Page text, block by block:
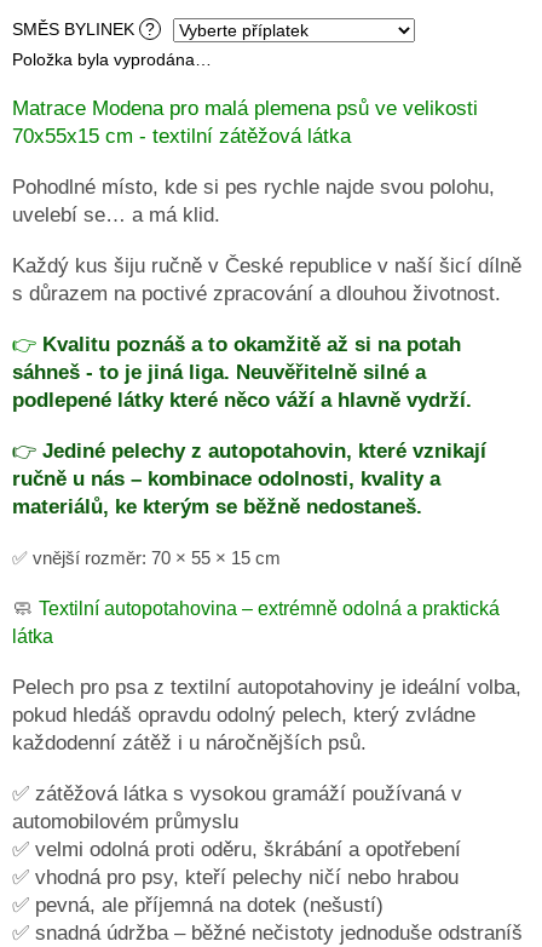
DRUHÁ
ŠANCE
-
JAKOST
CHYTRÁ
MŮJDOG
NA
PALETY
MATRACE
DO
AUT
A
PŘEPRAVNÍCH
KLECÍ
ČMUCHACÍ
DEKY
A
VODÍTKA
OBOJKY
Napište
nám
MĚ
A
ZNAČCE
CERINO
SMĚS BYLINEK ?
Položka byla vyprodána…
Matrace Modena pro malá plemena psů ve velikosti
70x55x15 cm - textilní zátěžová látka
Pohodlné místo, kde si pes rychle najde svou polohu,
uvelebí se… a má klid.
Každý kus šiju ručně v České republice v naší šicí dílně
s důrazem na poctivé zpracování a dlouhou životnost.
👉 Kvalitu poznáš a to okamžitě až si na potah
sáhneš - to je jiná liga. Neuvěřitelně silné a
podlepené látky které něco váží a hlavně vydrží.
👉 Jediné pelechy z autopotahovin, které vznikají
ručně u nás – kombinace odolnosti, kvality a
materiálů, ke kterým se běžně nedostaneš.
✅ vnější rozměr: 70 × 55 × 15 cm
🧼 Textilní autopotahovina – extrémně odolná a praktická
látka
Pelech pro psa z textilní autopotahoviny je ideální volba,
pokud hledáš opravdu odolný pelech, který zvládne
každodenní zátěž i u náročnějších psů.
✅ zátěžová látka s vysokou gramáží používaná v
automobilovém průmyslu
✅ velmi odolná proti oděru, škrábání a opotřebení
✅ vhodná pro psy, kteří pelechy ničí nebo hrabou
✅ pevná, ale příjemná na dotek (nešustí)
✅ snadná údržba – běžné nečistoty jednoduše odstraníš